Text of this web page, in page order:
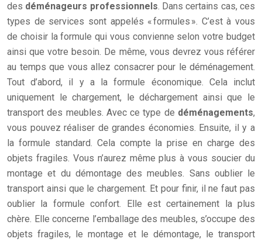
des déménageurs professionnels. Dans certains cas, ces
types de services sont appelés « formules ». C’est à vous
de choisir la formule qui vous convienne selon votre budget
ainsi que votre besoin. De même, vous devrez vous référer
au temps que vous allez consacrer pour le déménagement.
Tout d’abord, il y a la formule économique. Cela inclut
uniquement le chargement, le déchargement ainsi que le
transport des meubles. Avec ce type de déménagements,
vous pouvez réaliser de grandes économies. Ensuite, il y a
la formule standard. Cela compte la prise en charge des
objets fragiles. Vous n’aurez même plus à vous soucier du
montage et du démontage des meubles. Sans oublier le
transport ainsi que le chargement. Et pour finir, il ne faut pas
oublier la formule confort. Elle est certainement la plus
chère. Elle concerne l’emballage des meubles, s’occupe des
objets fragiles, le montage et le démontage, le transport